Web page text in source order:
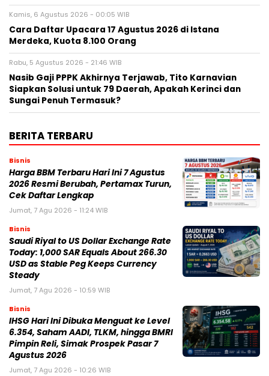
Kamis, 6 Agustus 2026 - 00:05 WIB
Cara Daftar Upacara 17 Agustus 2026 di Istana
Merdeka, Kuota 8.100 Orang
Rabu, 5 Agustus 2026 - 21:46 WIB
Nasib Gaji PPPK Akhirnya Terjawab, Tito Karnavian
Siapkan Solusi untuk 79 Daerah, Apakah Kerinci dan
Sungai Penuh Termasuk?
BERITA TERBARU
Bisnis
Harga BBM Terbaru Hari Ini 7 Agustus
2026 Resmi Berubah, Pertamax Turun,
Cek Daftar Lengkap
Jumat, 7 Agu 2026 - 11:24 WIB
Bisnis
Saudi Riyal to US Dollar Exchange Rate
Today: 1,000 SAR Equals About 266.30
USD as Stable Peg Keeps Currency
Steady
Jumat, 7 Agu 2026 - 10:59 WIB
Bisnis
IHSG Hari Ini Dibuka Menguat ke Level
6.354, Saham AADI, TLKM, hingga BMRI
Pimpin Reli, Simak Prospek Pasar 7
Agustus 2026
Jumat, 7 Agu 2026 - 10:26 WIB